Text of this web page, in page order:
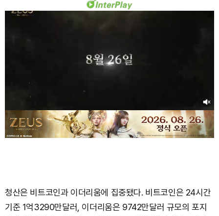
청산은 비트코인과 이더리움에 집중됐다. 비트코인은 24시간
기준 1억3290만달러, 이더리움은 9742만달러 규모의 포지